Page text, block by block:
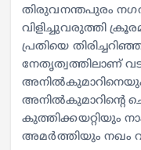
തിരുവനന്തപുരം
വിളിച്ചുവരുത്തി
പ്രതിയെ
നേതൃത്വത്തിലാണ്
അനില്‍കുമാറിനെയും
അനില്‍കുമാറിന്റെ
കുത്തിക്കയറ്റിയും
അമര്‍ത്തിയും നഖം